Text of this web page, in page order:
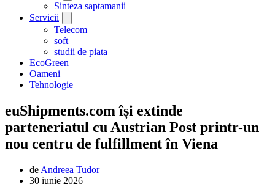
Sinteza saptamanii
Servicii
Telecom
soft
studii de piata
EcoGreen
Oameni
Tehnologie
euShipments.com își extinde
parteneriatul cu Austrian Post printr-un
nou centru de fulfillment în Viena
de Andreea Tudor
30 iunie 2026